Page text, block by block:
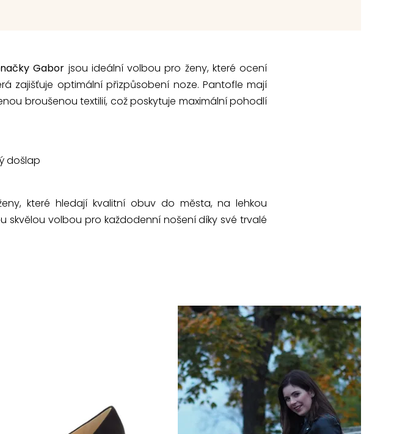
Gabor jsou ideální volbou pro ženy, které ocení
zajišťuje optimální přizpůsobení noze. Pantofle mají
broušenou textilií, což poskytuje maximální pohodlí
došlap
které hledají kvalitní obuv do města, na lehkou
volbou pro každodenní nošení díky své trvalé